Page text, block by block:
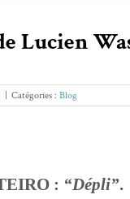
Lucien
Catégories : Blog
: “Dépli”.